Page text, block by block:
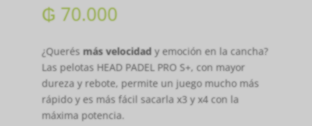
₲ 70.000
¿Querés más velocidady emoción en la cancha?
Las pelotas HEAD PADEL PRO S+, con mayor
dureza y rebote, permite un juego mucho más
rápido y es más fácil sacarla x3 y x4 con la
máxima potencia.